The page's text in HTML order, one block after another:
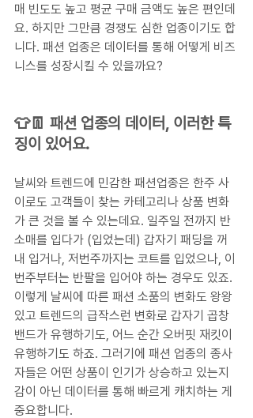
매 빈도도 높고 평균 구매 금액도 높은 편인데
요. 하지만 그만큼 경쟁도 심한 업종이기도 합
니다. 패션 업종은 데이터를 통해 어떻게 비즈
니스를 성장시킬 수 있을까요?
👕👖 패션 업종의 데이터, 이러한 특
징이 있어요.
날씨와 트렌드에 민감한 패션업종은 한주 사
이로도 고객들이 찾는 카테고리나 상품 변화
가 큰 것을 볼 수 있는데요. 일주일 전까지 반
소매를 입다가 (입었는데) 갑자기 패딩을 꺼
내 입거나, 저번주까지는 코트를 입었으나, 이
번주부터는 반팔을 입어야 하는 경우도 있죠.
이렇게 날씨에 따른 패션 소품의 변화도 왕왕
있고 트렌드의 급작스런 변화로 갑자기 곱창
밴드가 유행하기도, 어느 순간 오버핏 재킷이
유행하기도 하죠. 그러기에 패션 업종의 종사
자들은 어떤 상품이 인기가 상승하고 있는지
감이 아닌 데이터를 통해 빠르게 캐치하는 게
중요합니다.